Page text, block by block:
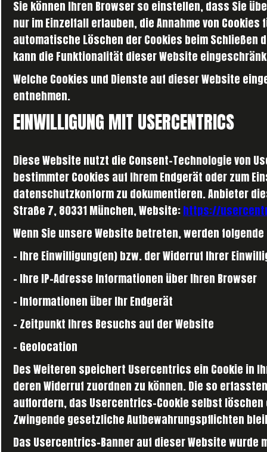
Sie können Ihren Browser so einstellen, dass Sie
nur im Einzelfall erlauben, die Annahme von
automatische Löschen der Cookies beim Schließen
kann die Funktionalität dieser Website
Welche Cookies und Dienste auf dieser Website
entnehmen.
EINWILLIGUNG MIT USERCENTRICS
Diese Website nutzt die Consent-Technologie von
bestimmter Cookies auf Ihrem Endgerät oder zum
datenschutzkonform zu dokumentieren. Anbieter
Straße 7, 80331 München, Website:https://
Wenn Sie unsere Website betreten, werden
- Ihre Einwilligung(en) bzw. der Widerruf Ihrer
- Ihre IP-Adresse Informationen über Ihren Browser
- Informationen über Ihr Endgerät
- Zeitpunkt Ihres Besuchs auf der Website
- Geolocation
Des Weiteren speichert Usercentrics ein Cookie in
deren Widerruf zuordnen zu können. Die so
auffordern, das Usercentrics-Cookie selbst
Zwingende gesetzliche Aufbewahrungspflichten
Das Usercentrics-Banner auf dieser Website wurde